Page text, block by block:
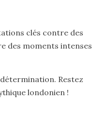
clés contre des
des moments intenses
Restez
londonien !